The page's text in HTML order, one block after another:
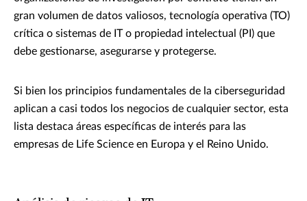
gran volumen de datos valiosos, tecnología operativa (TO)
crítica o sistemas de IT o propiedad intelectual (PI) que
debe gestionarse, asegurarse y protegerse.
Si bien los principios fundamentales de la ciberseguridad
aplican a casi todos los negocios de cualquier sector, esta
lista destaca áreas específicas de interés para las
empresas de Life Science en Europa y el Reino Unido.